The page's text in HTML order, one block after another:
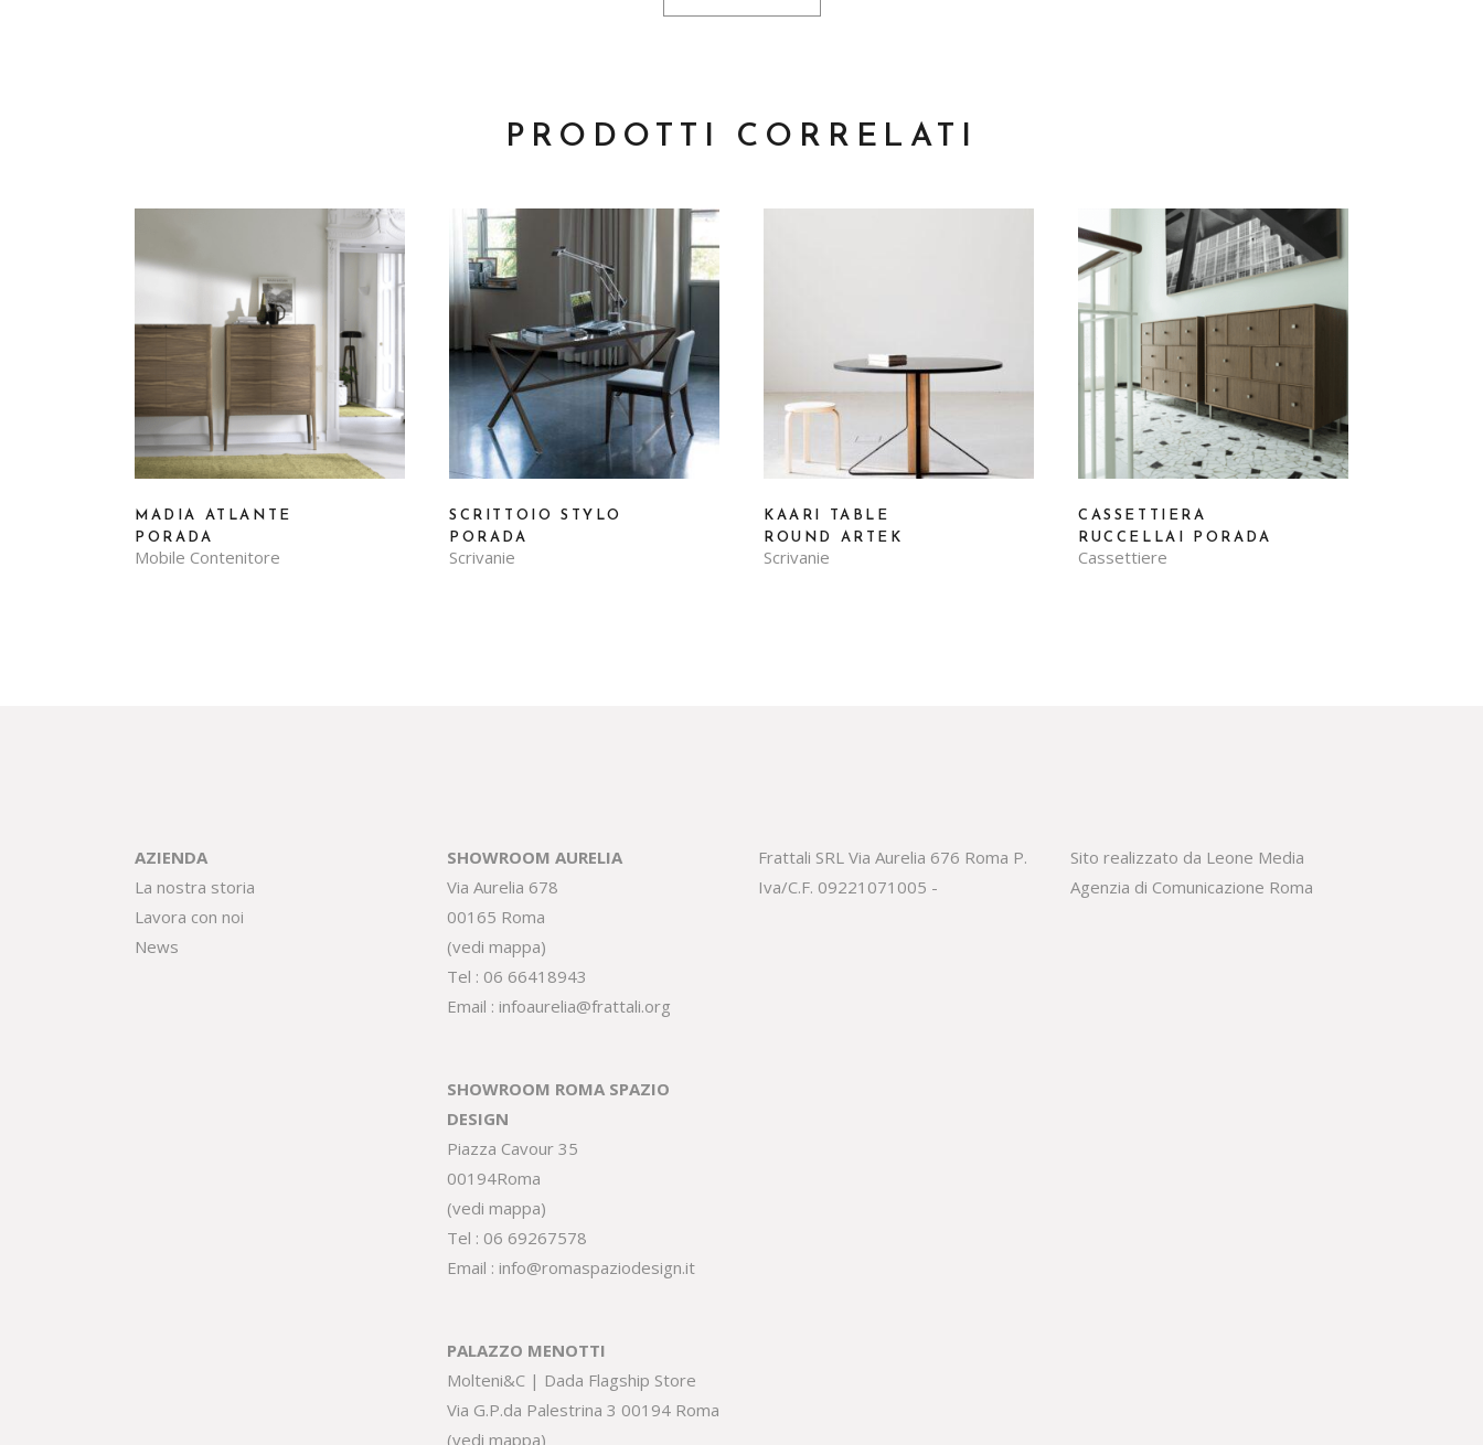
PRODOTTI CORRELATI
MADIA ATLANTE
PORADA
Mobile Contenitore
SCRITTOIO STYLO
PORADA
Scrivanie
KAARI TABLE
ROUND ARTEK
Scrivanie
CASSETTIERA
RUCCELLAI PORADA
Cassettiere
AZIENDA
La nostra storia
Lavora con noi
News
SHOWROOM AURELIA
Via Aurelia 678
00165 Roma
(vedi mappa)
Tel : 06 66418943
Email : infoaurelia@frattali.org
SHOWROOM ROMA SPAZIO
DESIGN
Piazza Cavour 35
00194Roma
(vedi mappa)
Tel : 06 69267578
Email : info@romaspaziodesign.it
PALAZZO MENOTTI
Molteni&C | Dada Flagship Store
Via G.P.da Palestrina 3 00194 Roma
(vedi mappa)
Frattali SRL Via Aurelia 676 Roma P.
Iva/C.F. 09221071005 -
Sito realizzato da Leone Media
Agenzia di Comunicazione Roma